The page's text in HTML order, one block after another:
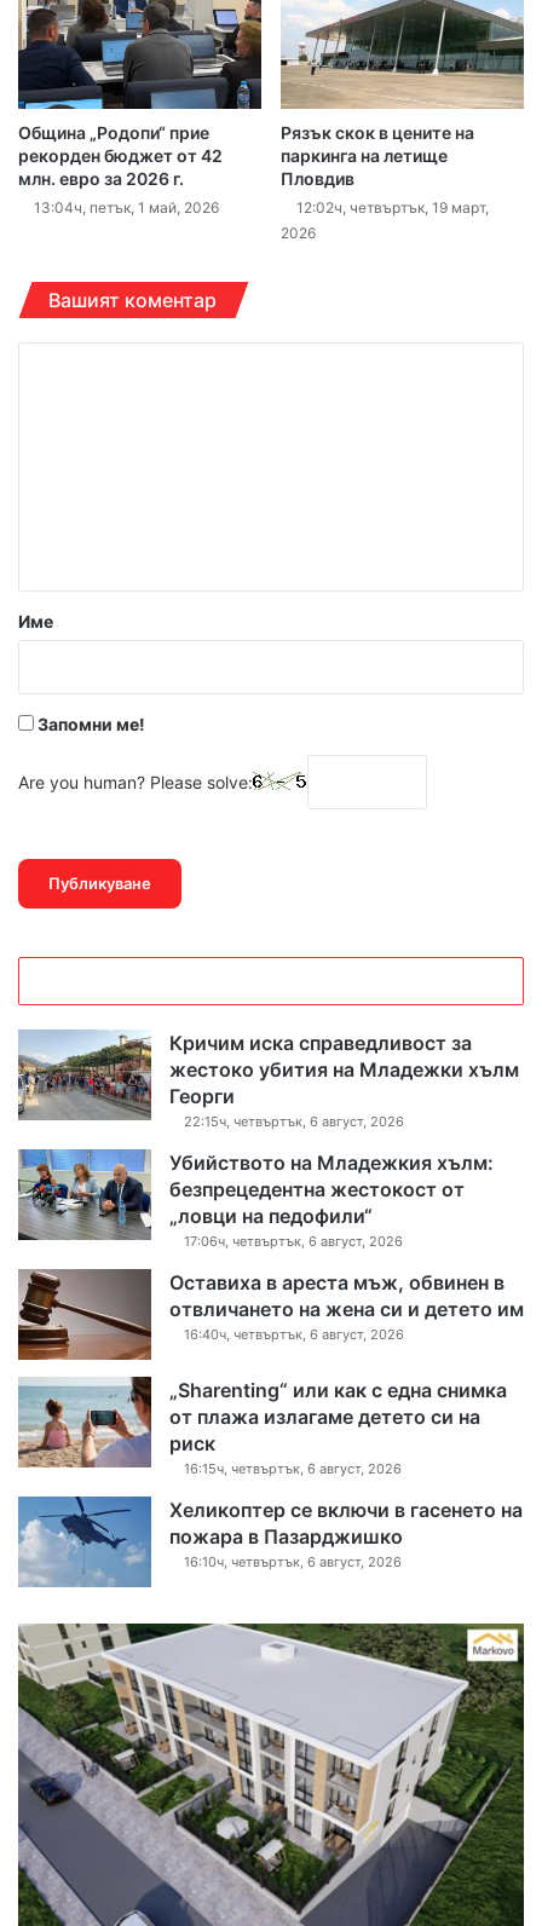
Община „Родопи“ прие
рекорден бюджет от 42
млн. евро за 2026 г.
13:04ч, петък, 1 май, 2026
Рязък скок в цените на
паркинга на летище
Пловдив
12:02ч, четвъртък, 19 март,
2026
Вашият коментар
р
Име
Запомни ме!
Are you human? Please solve:
Кричим иска справедливост за
жестоко убития на Младежки хълм
Георги
22:15ч, четвъртък, 6 август, 2026
Убийството на Младежкия хълм:
безпрецедентна жестокост от
„ловци на педофили“
17:06ч, четвъртък, 6 август, 2026
Оставиха в ареста мъж, обвинен в
отвличането на жена си и детето им
16:40ч, четвъртък, 6 август, 2026
„Sharenting“ или как с една снимка
от плажа излагаме детето си на
риск
16:15ч, четвъртък, 6 август, 2026
Хеликоптер се включи в гасенето на
пожара в Пазарджишко
16:10ч, четвъртък, 6 август, 2026